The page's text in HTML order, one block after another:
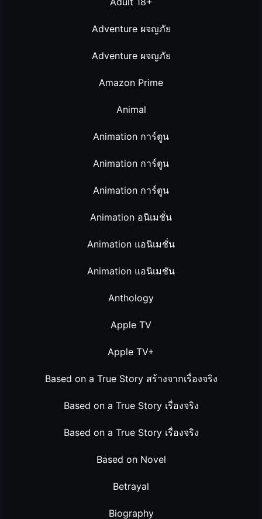
Adventure ผจญภัย
Adventure ผจญภัย
Amazon Prime
Animal
Animation การ์ตูน
Animation การ์ตูน
Animation การ์ตูน
Animation อนิเมชั่น
Animation แอนิเมชั่น
Animation แอนิเมชัน
Anthology
Apple TV
Apple TV+
Based on a True Story สร้างจากเรื่องจริง
Based on a True Story เรื่องจริง
Based on a True Story เรื่องจริง
Based on Novel
Betrayal
Biography